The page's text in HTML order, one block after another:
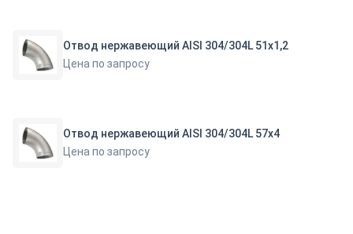
Отвод нержавеющий AISI 304/304L 51х1,2
Цена по запросу
Отвод нержавеющий AISI 304/304L 57х4
Цена по запросу